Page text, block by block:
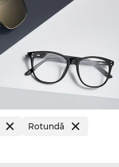
Rotundă